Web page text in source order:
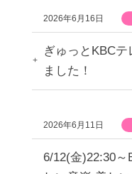
2026年6月16日
ぎゅっとKBC
ました！
2026年6月11日
6/12(金)22:30